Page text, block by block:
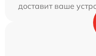
доставит ваше